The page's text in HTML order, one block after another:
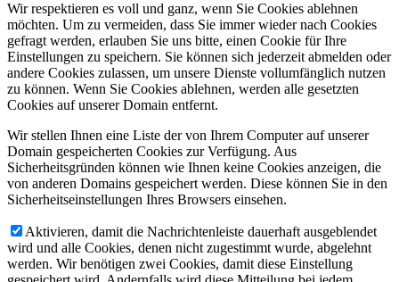
Wir respektieren es voll und ganz, wenn Sie Cookies ablehnen
möchten. Um zu vermeiden, dass Sie immer wieder nach Cookies
gefragt werden, erlauben Sie uns bitte, einen Cookie für Ihre
Einstellungen zu speichern. Sie können sich jederzeit abmelden oder
andere Cookies zulassen, um unsere Dienste vollumfänglich nutzen
zu können. Wenn Sie Cookies ablehnen, werden alle gesetzten
Cookies auf unserer Domain entfernt.
Wir stellen Ihnen eine Liste der von Ihrem Computer auf unserer
Domain gespeicherten Cookies zur Verfügung. Aus
Sicherheitsgründen können wie Ihnen keine Cookies anzeigen, die
von anderen Domains gespeichert werden. Diese können Sie in den
Sicherheitseinstellungen Ihres Browsers einsehen.
Aktivieren, damit die Nachrichtenleiste dauerhaft ausgeblendet
wird und alle Cookies, denen nicht zugestimmt wurde, abgelehnt
werden. Wir benötigen zwei Cookies, damit diese Einstellung